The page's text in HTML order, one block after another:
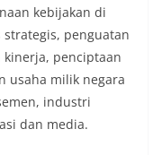
kebijakan di
penguatan
penciptaan
usaha milik negara
industri
dan media.